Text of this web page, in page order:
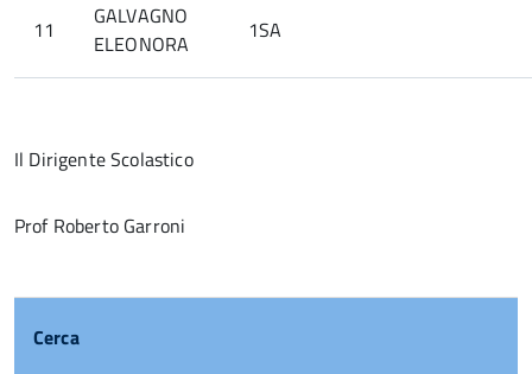
11
GALVAGNO
ELEONORA
1SA
Il Dirigente Scolastico
Prof Roberto Garroni
Cerca